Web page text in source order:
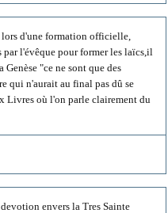
lors d'une formation officielle,
par l'évêque pour former les laïcs,il
"ce ne sont que des
qui n'aurait au final pas dû se
Livres où l'on parle clairement du
envers la Tres Sainte